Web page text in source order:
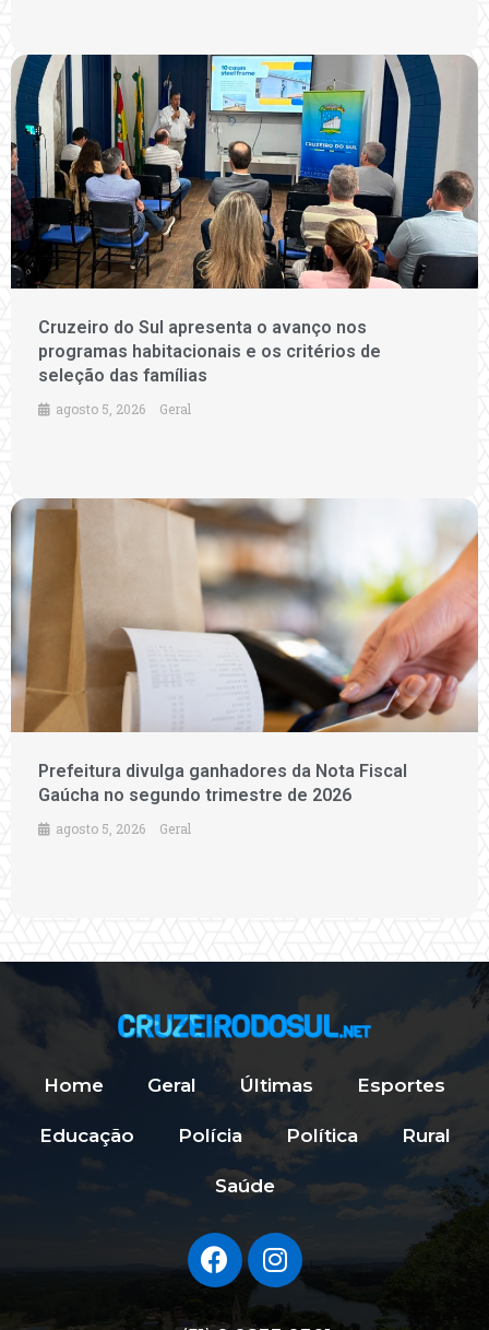
Cruzeiro do Sul apresenta o avanço nos
programas habitacionais e os critérios de
seleção das famílias
agosto 5, 2026 Geral
Prefeitura divulga ganhadores da Nota Fiscal
Gaúcha no segundo trimestre de 2026
agosto 5, 2026 Geral
Home Geral Últimas Esportes
Educação Polícia Política Rural
Saúde